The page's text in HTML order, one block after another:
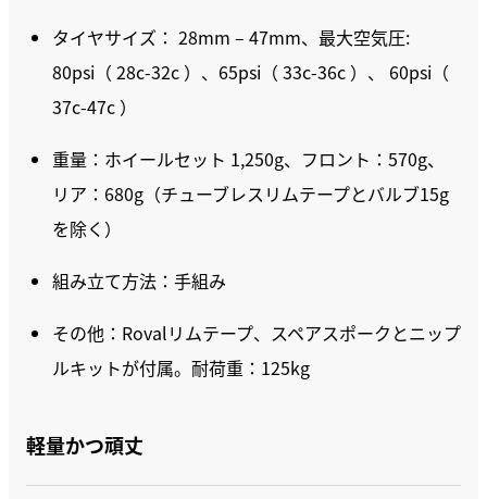
タイヤサイズ： 28mm – 47mm、最大空気圧:
80psi（ 28c-32c ）、65psi（ 33c-36c ）、 60psi（
37c-47c ）
重量：ホイールセット 1,250g、フロント：570g、
リア：680g（チューブレスリムテープとバルブ15g
を除く）
組み立て方法：手組み
その他：Rovalリムテープ、スペアスポークとニップ
ルキットが付属。耐荷重：125kg
軽量かつ頑丈